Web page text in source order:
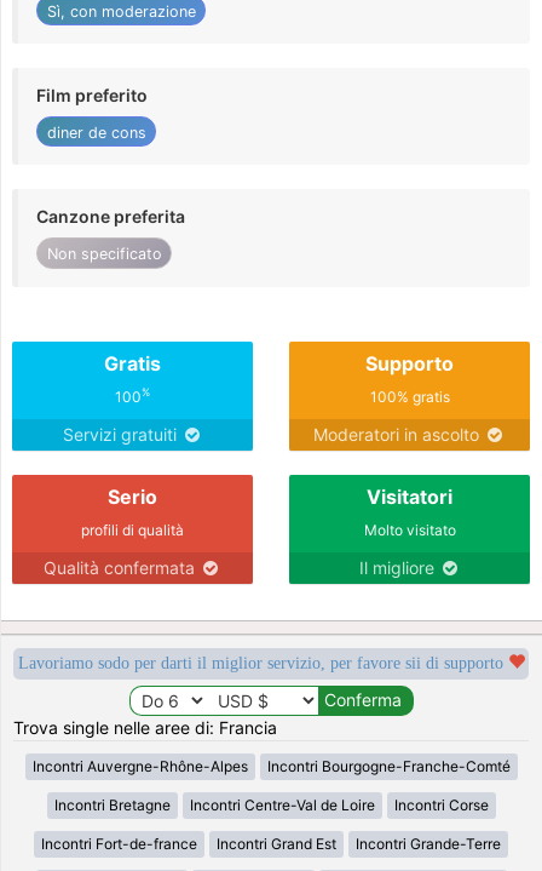
Sì, con moderazione
Film preferito
diner de cons
Canzone preferita
Non specificato
Gratis
100%
Servizi gratuiti
Supporto
100% gratis
Moderatori in ascolto
Serio
profili di qualità
Qualità confermata
Visitatori
Molto visitato
Il migliore
Lavoriamo sodo per darti il miglior servizio, per favore sii di supporto
Trova single nelle aree di: Francia
Incontri Auvergne-Rhône-Alpes Incontri Bourgogne-Franche-Comté
Incontri Bretagne Incontri Centre-Val de Loire Incontri Corse
Incontri Fort-de-france Incontri Grand Est Incontri Grande-Terre